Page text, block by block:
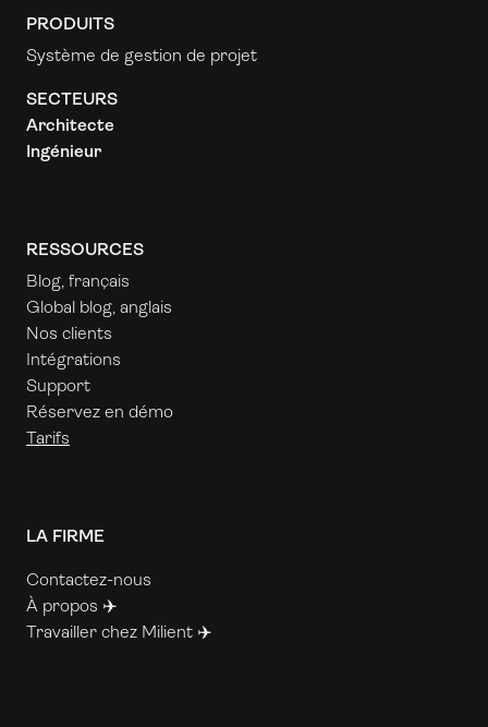
PRODUITS
Système de gestion de projet
SECTEURS
Architecte
Ingénieur
RESSOURCES
Blog, français
Global blog, anglais
Nos clients
Intégrations
Support
Réservez en démo
Tarifs
LA FIRME
Contactez-nous
À propos ✈️
Travailler chez Milient ✈️